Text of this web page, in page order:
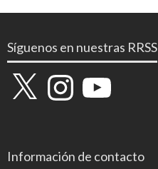
Síguenos en nuestras RRSS
X InstagramYouTube
Información de contacto